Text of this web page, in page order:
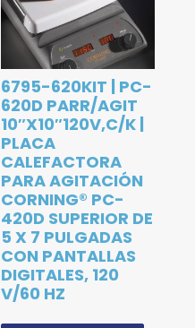
6795-620KIT | PC-
620D PARR/AGIT
10″X10″120V,C/K |
PLACA
CALEFACTORA
PARA AGITACIÓN
CORNING® PC-
420D SUPERIOR DE
5 X 7 PULGADAS
CON PANTALLAS
DIGITALES, 120
V/60 HZ